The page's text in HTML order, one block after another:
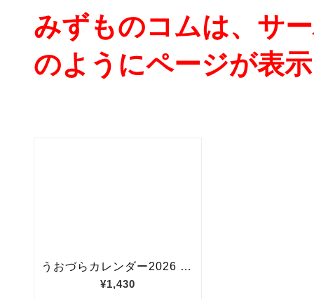
みずものコムは、サ
のようにページが表